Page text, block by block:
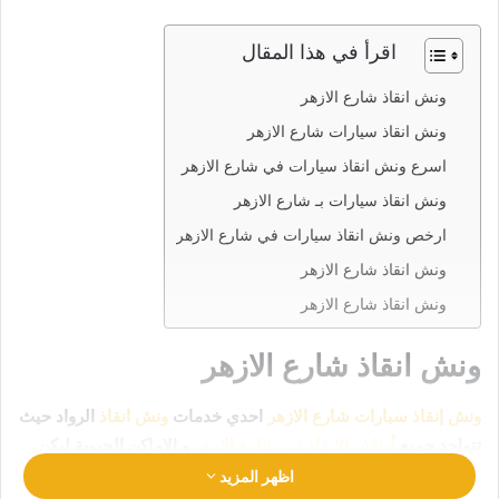
اقرأ في هذا المقال
ونش انقاذ شارع الازهر
ونش انقاذ سيارات شارع الازهر
اسرع ونش انقاذ سيارات في شارع الازهر
ونش انقاذ سيارات بـ شارع الازهر
ارخص ونش انقاذ سيارات في شارع الازهر
ونش انقاذ شارع الازهر
ونش انقاذ شارع الازهر
ونش انقاذ شارع الازهر
ونش إنقاذ سيارات شارع الازهر احدي خدمات ونش انقاذ الرواد حيث
انقاذ سيارتك في امان تام وراحة رقم ونش انقاذ شارع الازهر
اظهر المزيد